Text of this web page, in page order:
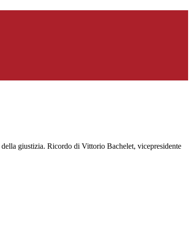
giustizia. Ricordo di Vittorio Bachelet, vicepresidente